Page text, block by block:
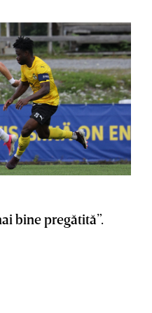
bine pregătită”.